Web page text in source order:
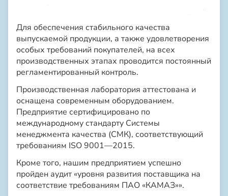
Для обеспечения стабильного качества
выпускаемой продукции, а также удовлетворения
особых требований покупателей, на всех
производственных этапах проводится постоянный
регламентированный контроль.
Производственная лаборатория аттестована и
оснащена современным оборудованием.
Предприятие сертифицировано по
международному стандарту Системы
менеджмента качества (СМК), соответствующий
требованиям ISO 9001—2015.
Кроме того, нашим предприятием успешно
пройден аудит «уровня развития поставщика на
соответствие требованиям ПАО «КАМАЗ»».